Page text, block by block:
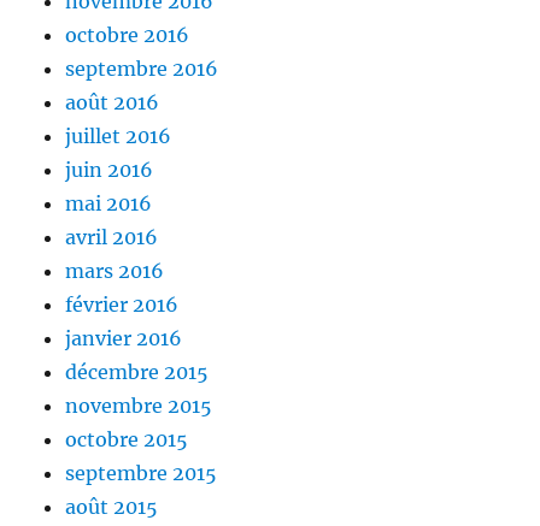
octobre 2016
septembre 2016
août 2016
juillet 2016
juin 2016
mai 2016
avril 2016
mars 2016
février 2016
janvier 2016
décembre 2015
novembre 2015
octobre 2015
septembre 2015
août 2015